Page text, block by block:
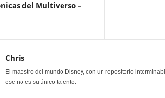
del Multiverso –
Chris
El maestro del mundo Disney, con un repositorio
ese no es su único talento.